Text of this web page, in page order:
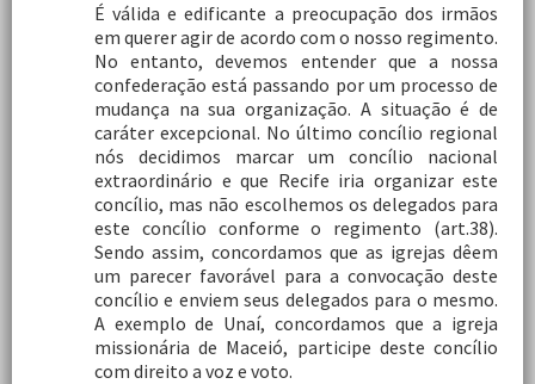
É válida e edificante a preocupação dos irmãos
em querer agir de acordo com o nosso regimento.
No entanto, devemos entender que a nossa
confederação está passando por um processo de
mudança na sua organização. A situação é de
caráter excepcional. No último concílio regional
nós decidimos marcar um concílio nacional
extraordinário e que Recife iria organizar este
concílio, mas não escolhemos os delegados para
este concílio conforme o regimento (art.38).
Sendo assim, concordamos que as igrejas dêem
um parecer favorável para a convocação deste
concílio e enviem seus delegados para o mesmo.
A exemplo de Unaí, concordamos que a igreja
missionária de Maceió, participe deste concílio
com direito a voz e voto.